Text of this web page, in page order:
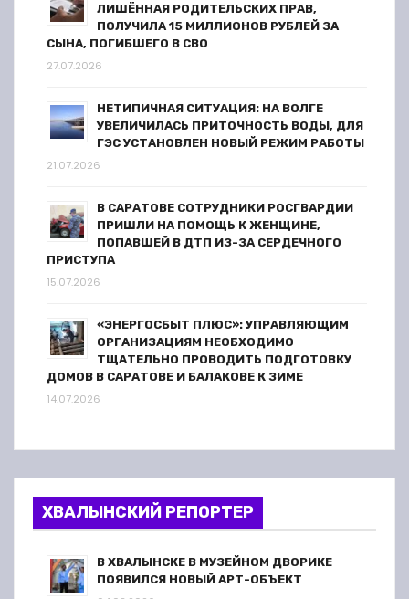
ЛИШЁННАЯ РОДИТЕЛЬСКИХ ПРАВ,
ПОЛУЧИЛА 15 МИЛЛИОНОВ РУБЛЕЙ ЗА
СЫНА, ПОГИБШЕГО В СВО
27.07.2026
НЕТИПИЧНАЯ СИТУАЦИЯ: НА ВОЛГЕ
УВЕЛИЧИЛАСЬ ПРИТОЧНОСТЬ ВОДЫ, ДЛЯ
ГЭС УСТАНОВЛЕН НОВЫЙ РЕЖИМ РАБОТЫ
21.07.2026
В САРАТОВЕ СОТРУДНИКИ РОСГВАРДИИ
ПРИШЛИ НА ПОМОЩЬ К ЖЕНЩИНЕ,
ПОПАВШЕЙ В ДТП ИЗ-ЗА СЕРДЕЧНОГО
ПРИСТУПА
15.07.2026
«ЭНЕРГОСБЫТ ПЛЮС»: УПРАВЛЯЮЩИМ
ОРГАНИЗАЦИЯМ НЕОБХОДИМО
ТЩАТЕЛЬНО ПРОВОДИТЬ ПОДГОТОВКУ
ДОМОВ В САРАТОВЕ И БАЛАКОВЕ К ЗИМЕ
14.07.2026
ХВАЛЫНСКИЙ РЕПОРТЕР
В ХВАЛЫНСКЕ В МУЗЕЙНОМ ДВОРИКЕ
ПОЯВИЛСЯ НОВЫЙ АРТ-ОБЪЕКТ